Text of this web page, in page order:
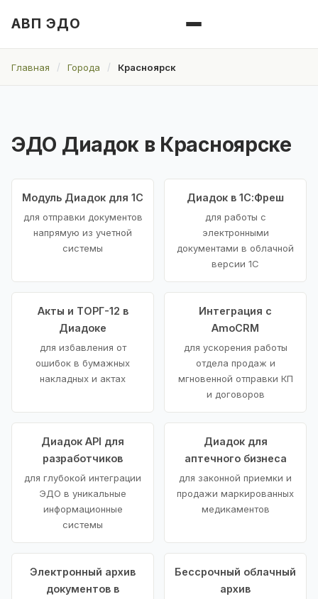
АВП ЭДО
Главная Города Красноярск
ЭДО Диадок в Красноярске
Модуль Диадок для 1С
для отправки документов
напрямую из учетной
системы
Диадок в 1С:Фреш
для работы с
электронными
документами в облачной
версии 1С
Акты и ТОРГ-12 в
Диадоке
для избавления от
ошибок в бумажных
накладных и актах
Интеграция с
AmoCRM
для ускорения работы
отдела продаж и
мгновенной отправки КП
и договоров
Диадок API для
разработчиков
для глубокой интеграции
ЭДО в уникальные
информационные
системы
Диадок для
аптечного бизнеса
для законной приемки и
продажи маркированных
медикаментов
Электронный архив
документов в
Бессрочный облачный
архив